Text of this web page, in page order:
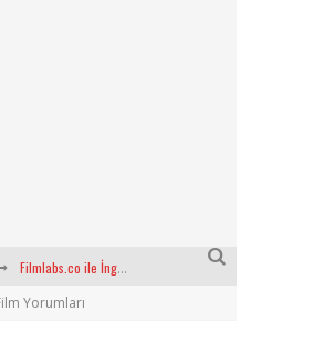
Filmlabs.co ile İngilizce Altyazılı Film İzle
Yorumları